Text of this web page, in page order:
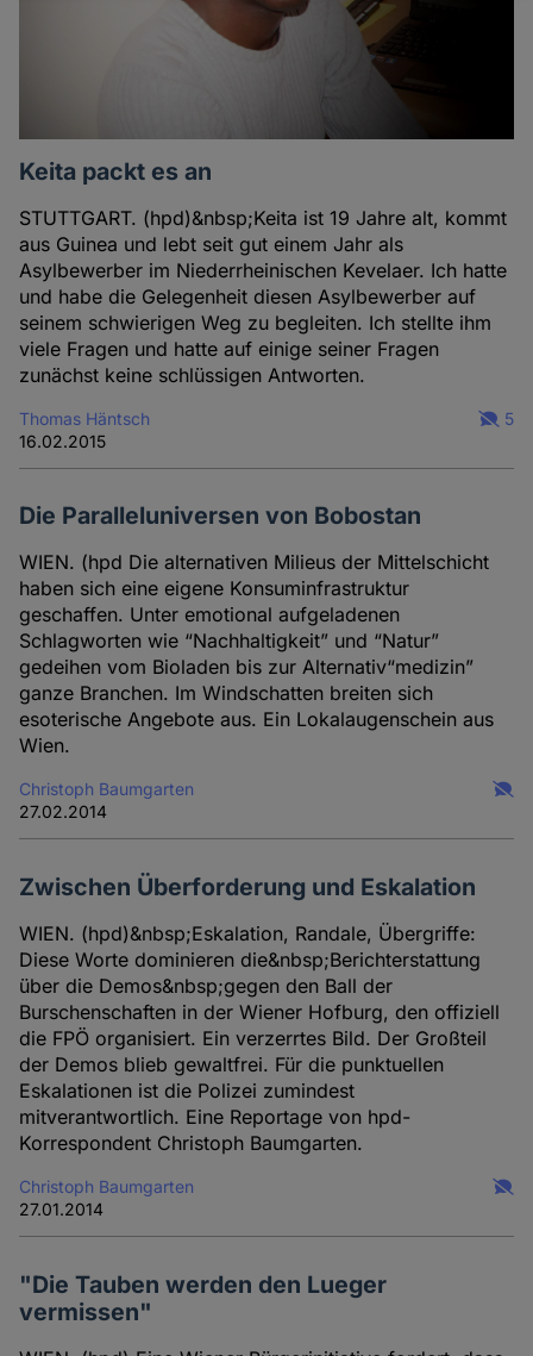
Keita packt es an
STUTTGART. (hpd)&nbsp;Keita ist 19 Jahre alt, kommt
aus Guinea und lebt seit gut einem Jahr als
Asylbewerber im Niederrheinischen Kevelaer. Ich hatte
und habe die Gelegenheit diesen Asylbewerber auf
seinem schwierigen Weg zu begleiten. Ich stellte ihm
viele Fragen und hatte auf einige seiner Fragen
zunächst keine schlüssigen Antworten.
Thomas Häntsch
16.02.2015
5
Die Paralleluniversen von Bobostan
WIEN. (hpd Die alternativen Milieus der Mittelschicht
haben sich eine eigene Konsuminfrastruktur
geschaffen. Unter emotional aufgeladenen
Schlagworten wie “Nachhaltigkeit” und “Natur”
gedeihen vom Bioladen bis zur Alternativ“medizin”
ganze Branchen. Im Windschatten breiten sich
esoterische Angebote aus. Ein Lokalaugenschein aus
Wien.
Christoph Baumgarten
27.02.2014
Zwischen Überforderung und Eskalation
WIEN. (hpd)&nbsp;Eskalation, Randale, Übergriffe:
Diese Worte dominieren die&nbsp;Berichterstattung
über die Demos&nbsp;gegen den Ball der
Burschenschaften in der Wiener Hofburg, den offiziell
die FPÖ organisiert. Ein verzerrtes Bild. Der Großteil
der Demos blieb gewaltfrei. Für die punktuellen
Eskalationen ist die Polizei zumindest
mitverantwortlich. Eine Reportage von hpd-
Korrespondent Christoph Baumgarten.
Christoph Baumgarten
27.01.2014
"Die Tauben werden den Lueger
vermissen"